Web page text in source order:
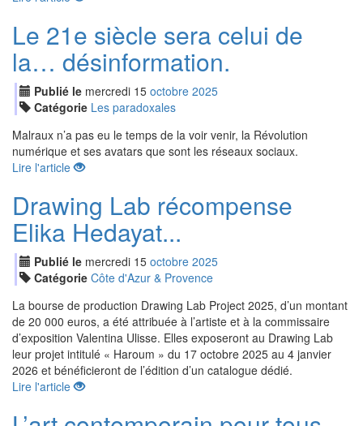
Le 21e siècle sera celui de
la… désinformation.
Publié le mercredi 15 octobre 2025
Catégorie Les paradoxales
Malraux n’a pas eu le temps de la voir venir, la Révolution
numérique et ses avatars que sont les réseaux sociaux.
Lire l'article
Drawing Lab récompense
Elika Hedayat...
Publié le mercredi 15 octobre 2025
Catégorie Côte d'Azur & Provence
La bourse de production Drawing Lab Project 2025, d’un montant
de 20 000 euros, a été attribuée à l’artiste et à la commissaire
d’exposition Valentina Ulisse. Elles exposeront au Drawing Lab
leur projet intitulé « Haroum » du 17 octobre 2025 au 4 janvier
2026 et bénéficieront de l’édition d’un catalogue dédié.
Lire l'article